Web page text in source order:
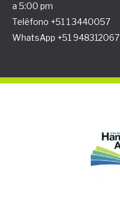
a 5:00 pm
Teléfono +51 1 3440057
WhatsApp +51 948312067